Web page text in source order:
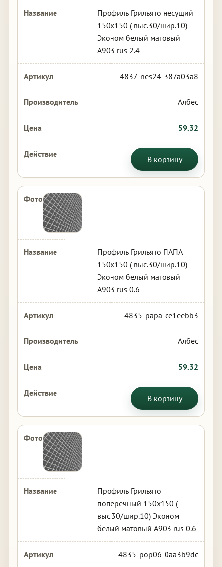
Профиль Грильято несущий
150х150 ( выс.30/шир.10)
Эконом белый матовый
А903 rus 2.4
4837-nes24-387a03a8
Албес
59.32
В корзину
Профиль Грильято ПАПА
150х150 ( выс.30/шир.10)
Эконом белый матовый
А903 rus 0.6
4835-papa-ce1eebb3
Албес
59.32
В корзину
Профиль Грильято
поперечный 150х150 (
выс.30/шир.10) Эконом
белый матовый А903 rus 0.6
4835-pop06-0aa3b9dc